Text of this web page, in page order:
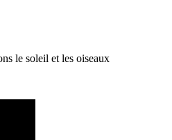
le soleil et les oiseaux